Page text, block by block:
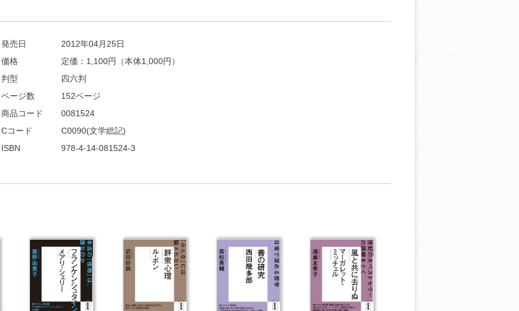
お支払いに進む
他にも商品を買う
発売日
2012年04月25日
価格
定価： 1,100円（本体1,000円）
判型
四六判
ページ数
152ページ
商品コード
0081524
Cコード
C0090(文学総記)
ISBN
978-4-14-081524-3